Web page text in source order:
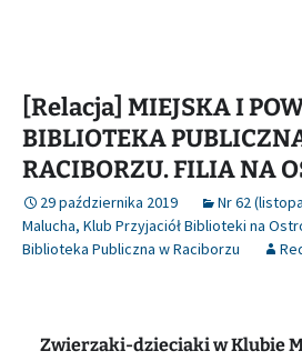
[Relacja] MIEJSKA I
BIBLIOTEKA
RACIBORZU. FILIA NA
29 października 2019 Nr 62
Malucha, Klub Przyjaciół Biblioteki na
Biblioteka Publiczna w Raciborzu
Zwierzaki-dzieciaki w Klubie